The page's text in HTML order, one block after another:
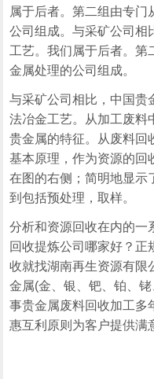
属于后者。第二组由专门
公司组成。与采矿公司相
工艺。我们属于后者。第
金属处理的公司组成。
与采矿公司相比，中国贵
法冶金工艺。从加工废料
贵金属的特征。从废料回
基本原理，作为资源的回
在图的右侧；简明地显示
到包括预处理，取样。
分析和资源回收在内的一
回收提炼公司哪家好？正
收就找湖南再生资源有限
金属(金、银、钯、铂、
事贵金属废料回收加工多
惠互利原则为客户提供满